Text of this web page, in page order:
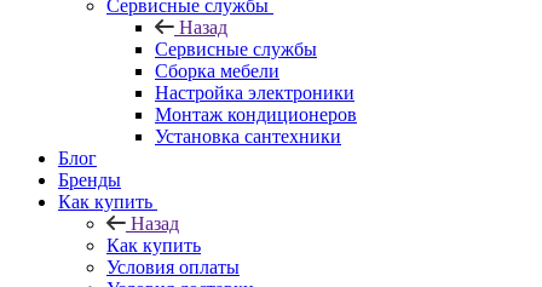
Сервисные службы
Назад
Сервисные службы
Сборка мебели
Настройка электроники
Монтаж кондиционеров
Установка сантехники
Блог
Бренды
Как купить
Назад
Как купить
Условия оплаты